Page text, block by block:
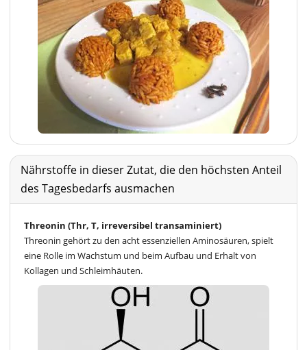
Nährstoffe in dieser Zutat, die den höchsten Anteil
des Tagesbedarfs ausmachen
Threonin (Thr, T, irreversibel transaminiert)
Threonin gehört zu den acht essenziellen Aminosäuren, spielt
eine Rolle im Wachstum und beim Aufbau und Erhalt von
Kollagen und Schleimhäuten.